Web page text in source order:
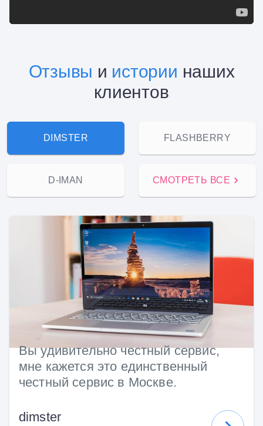
Отзывы и истории наших
клиентов
Вы удивительно честный сервис,
мне кажется это единственный
честный сервис в Москве.
dimster
DIMSTER FLASHBERRY
D-IMAN СМОТРЕТЬ ВСЕ